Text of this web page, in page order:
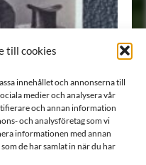
till cookies
innehållet och annonserna till
medier och analysera vår
och annan information
och analysföretag som vi
informationen med annan
de har samlat in när du har